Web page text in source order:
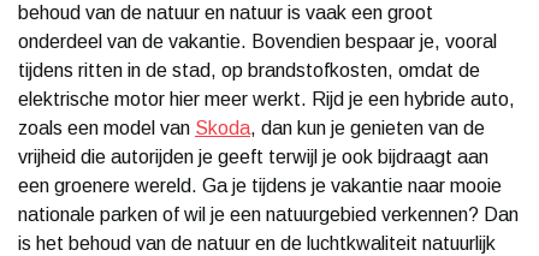
behoud van de natuur en natuur is vaak een groot
onderdeel van de vakantie. Bovendien bespaar je, vooral
tijdens ritten in de stad, op brandstofkosten, omdat de
elektrische motor hier meer werkt. Rijd je een hybride auto,
zoals een model van Skoda, dan kun je genieten van de
vrijheid die autorijden je geeft terwijl je ook bijdraagt aan
een groenere wereld. Ga je tijdens je vakantie naar mooie
nationale parken of wil je een natuurgebied verkennen? Dan
is het behoud van de natuur en de luchtkwaliteit natuurlijk